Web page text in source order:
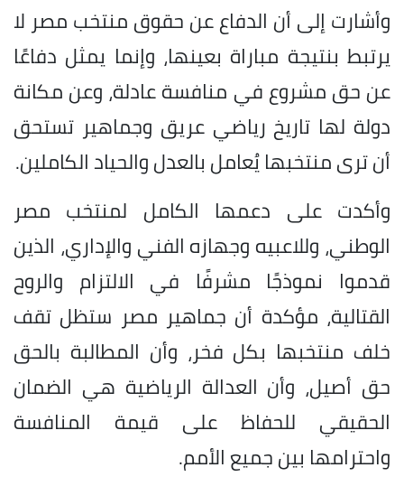
وأشارت إلى أن الدفاع عن حقوق منتخب مصر لا
يرتبط بنتيجة مباراة بعينها، وإنما يمثل دفاعًا
عن حق مشروع في منافسة عادلة، وعن مكانة
دولة لها تاريخ رياضي عريق وجماهير تستحق
أن ترى منتخبها يُعامل بالعدل والحياد الكاملين.
وأكدت على دعمها الكامل لمنتخب مصر
الوطني، وللاعبيه وجهازه الفني والإداري، الذين
قدموا نموذجًا مشرفًا في الالتزام والروح
القتالية، مؤكدة أن جماهير مصر ستظل تقف
خلف منتخبها بكل فخر، وأن المطالبة بالحق
حق أصيل، وأن العدالة الرياضية هي الضمان
الحقيقي للحفاظ على قيمة المنافسة
واحترامها بين جميع الأمم.